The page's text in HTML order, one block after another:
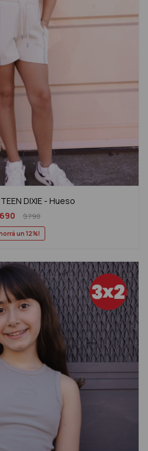
DIXIE - Hueso
690 $790
12